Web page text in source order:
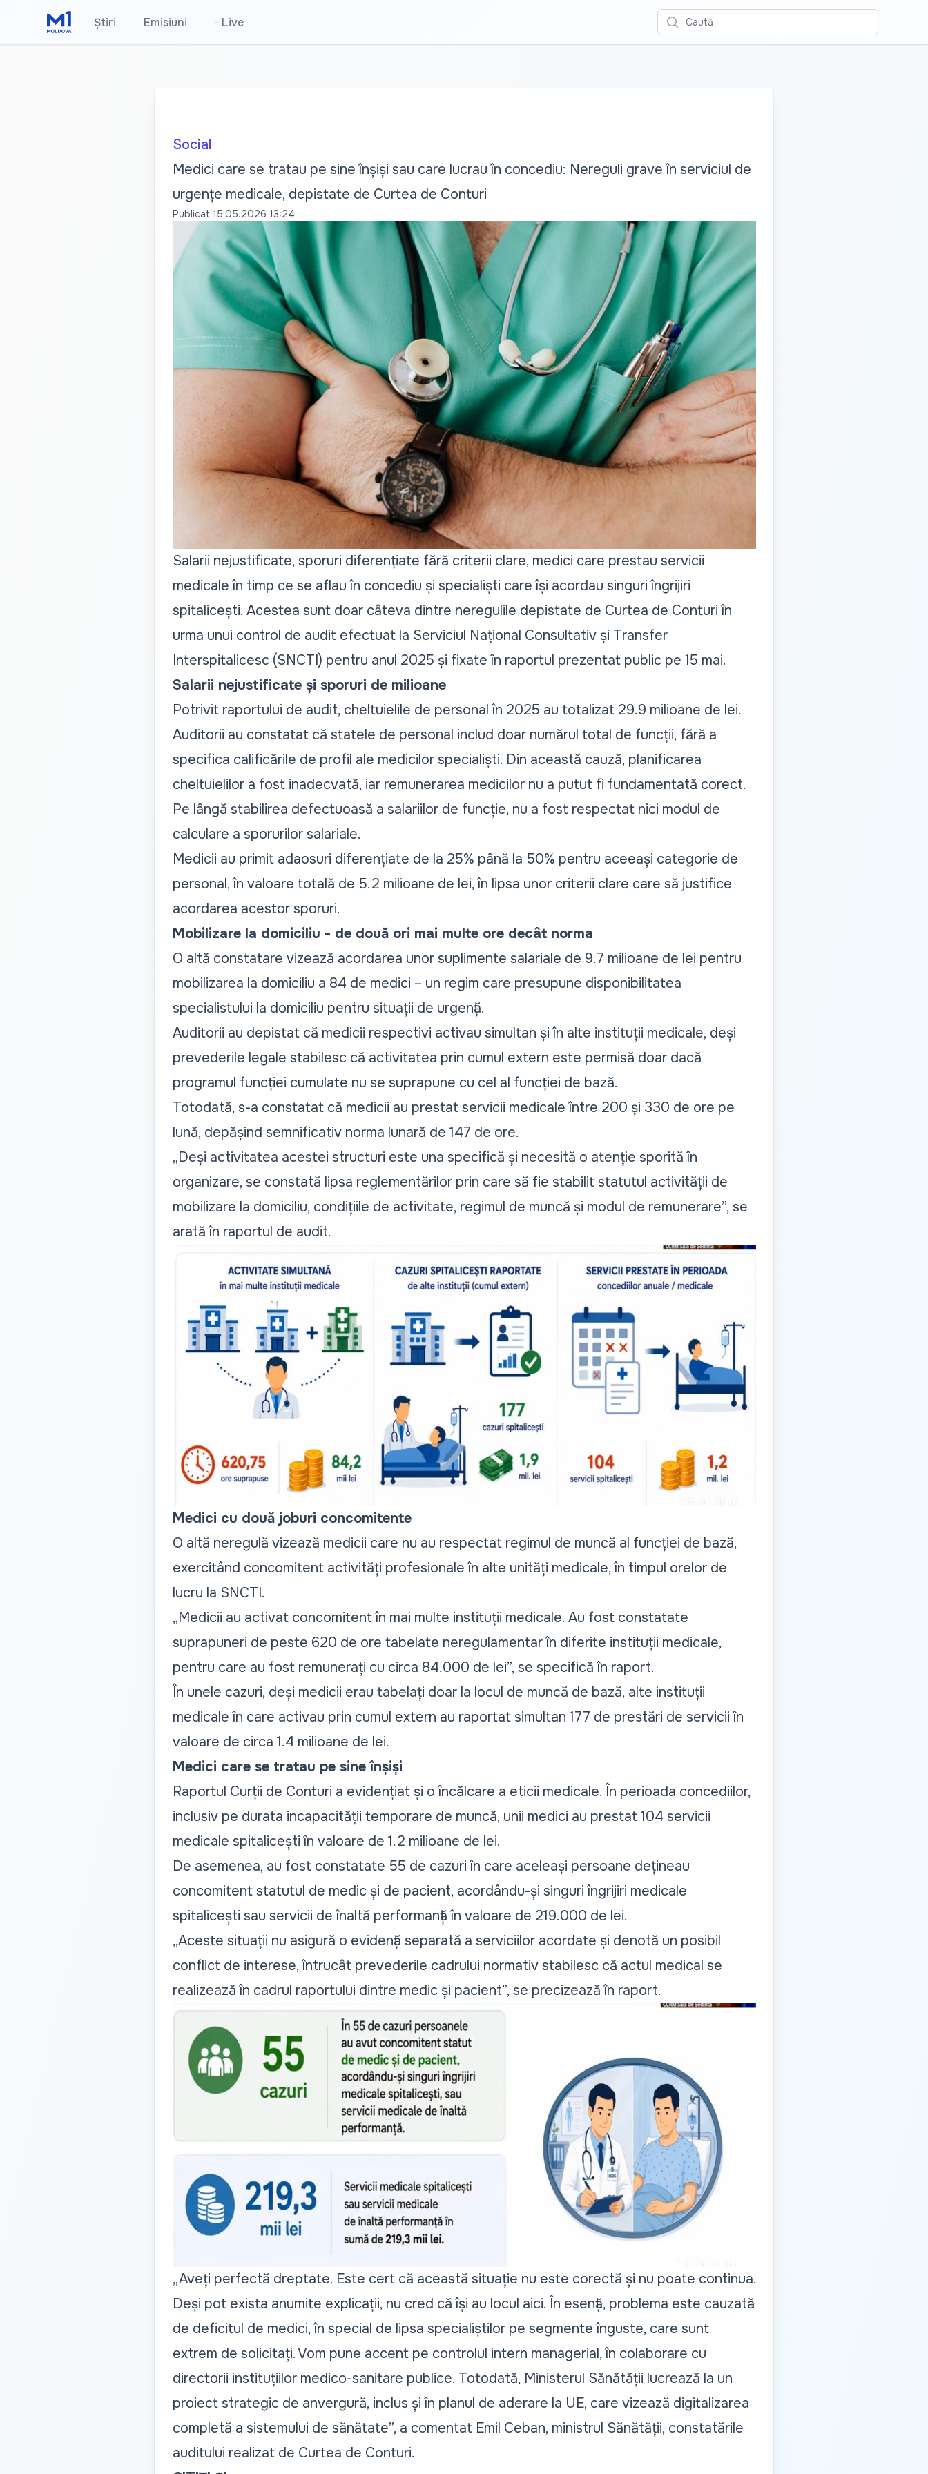
Știri Emisiuni • Live Caută
Social
Medici care se tratau pe sine înșiși sau care lucrau în concediu: Nereguli grave în serviciul de
urgențe medicale, depistate de Curtea de Conturi
Publicat 15.05.2026 13:24
Salarii nejustificate, sporuri diferențiate fără criterii clare, medici care prestau servicii
medicale în timp ce se aflau în concediu și specialiști care își acordau singuri îngrijiri
spitalicești. Acestea sunt doar câteva dintre neregulile depistate de Curtea de Conturi în
urma unui control de audit efectuat la Serviciul Național Consultativ și Transfer
Interspitalicesc (SNCTI) pentru anul 2025 și fixate în raportul prezentat public pe 15 mai.
Salarii nejustificate și sporuri de milioane
Potrivit raportului de audit, cheltuielile de personal în 2025 au totalizat 29.9 milioane de lei.
Auditorii au constatat că statele de personal includ doar numărul total de funcții, fără a
specifica calificările de profil ale medicilor specialiști. Din această cauză, planificarea
cheltuielilor a fost inadecvată, iar remunerarea medicilor nu a putut fi fundamentată corect.
Pe lângă stabilirea defectuoasă a salariilor de funcție, nu a fost respectat nici modul de
calculare a sporurilor salariale.
Medicii au primit adaosuri diferențiate de la 25% până la 50% pentru aceeași categorie de
personal, în valoare totală de 5.2 milioane de lei, în lipsa unor criterii clare care să justifice
acordarea acestor sporuri.
Mobilizare la domiciliu - de două ori mai multe ore decât norma
O altă constatare vizează acordarea unor suplimente salariale de 9.7 milioane de lei pentru
mobilizarea la domiciliu a 84 de medici – un regim care presupune disponibilitatea
specialistului la domiciliu pentru situații de urgență.
Auditorii au depistat că medicii respectivi activau simultan și în alte instituții medicale, deși
prevederile legale stabilesc că activitatea prin cumul extern este permisă doar dacă
programul funcției cumulate nu se suprapune cu cel al funcției de bază.
Totodată, s-a constatat că medicii au prestat servicii medicale între 200 și 330 de ore pe
lună, depășind semnificativ norma lunară de 147 de ore.
„Deși activitatea acestei structuri este una specifică și necesită o atenție sporită în
organizare, se constată lipsa reglementărilor prin care să fie stabilit statutul activității de
mobilizare la domiciliu, condițiile de activitate, regimul de muncă și modul de remunerare”, se
arată în raportul de audit.
Medici cu două joburi concomitente
O altă neregulă vizează medicii care nu au respectat regimul de muncă al funcției de bază,
exercitând concomitent activități profesionale în alte unități medicale, în timpul orelor de
lucru la SNCTI.
„Medicii au activat concomitent în mai multe instituții medicale. Au fost constatate
suprapuneri de peste 620 de ore tabelate neregulamentar în diferite instituții medicale,
pentru care au fost remunerați cu circa 84.000 de lei”, se specifică în raport.
În unele cazuri, deși medicii erau tabelați doar la locul de muncă de bază, alte instituții
medicale în care activau prin cumul extern au raportat simultan 177 de prestări de servicii în
valoare de circa 1.4 milioane de lei.
Medici care se tratau pe sine înșiși
Raportul Curții de Conturi a evidențiat și o încălcare a eticii medicale. În perioada concediilor,
inclusiv pe durata incapacității temporare de muncă, unii medici au prestat 104 servicii
medicale spitalicești în valoare de 1.2 milioane de lei.
De asemenea, au fost constatate 55 de cazuri în care aceleași persoane dețineau
concomitent statutul de medic și de pacient, acordându-și singuri îngrijiri medicale
spitalicești sau servicii de înaltă performanță în valoare de 219.000 de lei.
„Aceste situații nu asigură o evidență separată a serviciilor acordate și denotă un posibil
conflict de interese, întrucât prevederile cadrului normativ stabilesc că actul medical se
realizează în cadrul raportului dintre medic și pacient”, se precizează în raport.
„Aveți perfectă dreptate. Este cert că această situație nu este corectă și nu poate continua.
Deși pot exista anumite explicații, nu cred că își au locul aici. În esență, problema este cauzată
de deficitul de medici, în special de lipsa specialiștilor pe segmente înguste, care sunt
extrem de solicitați. Vom pune accent pe controlul intern managerial, în colaborare cu
directorii instituțiilor medico-sanitare publice. Totodată, Ministerul Sănătății lucrează la un
proiect strategic de anvergură, inclus și în planul de aderare la UE, care vizează digitalizarea
completă a sistemului de sănătate”, a comentat Emil Ceban, ministrul Sănătății, constatările
auditului realizat de Curtea de Conturi.